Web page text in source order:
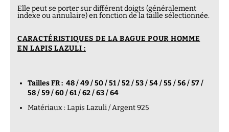
Elle peut se porter sur différent doigts (généralement
indexe ou annulaire) en fonction de la taille sélectionnée.
CARACTÉRISTIQUES DE LA BAGUE POUR HOMME
EN LAPIS LAZULI :
Tailles FR : 48 / 49 / 50 / 51 / 52 / 53 / 54 / 55 / 56 / 57 /
58 / 59 / 60 / 61 / 62 / 63 / 64
Matériaux : Lapis Lazuli / Argent 925